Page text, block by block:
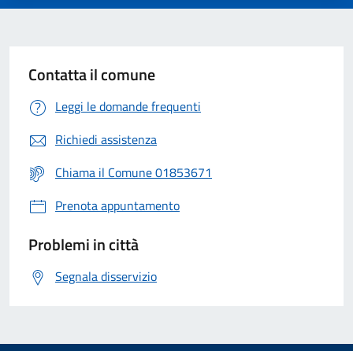
Contatta il comune
Leggi le domande frequenti
Richiedi assistenza
Chiama il Comune 01853671
Prenota appuntamento
Problemi in città
Segnala disservizio